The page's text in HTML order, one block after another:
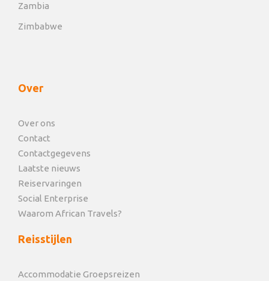
Zambia
Zimbabwe
Over
Over ons
Contact
Contactgegevens
Laatste nieuws
Reiservaringen
Social Enterprise
Waarom African Travels?
Reisstijlen
Accommodatie Groepsreizen